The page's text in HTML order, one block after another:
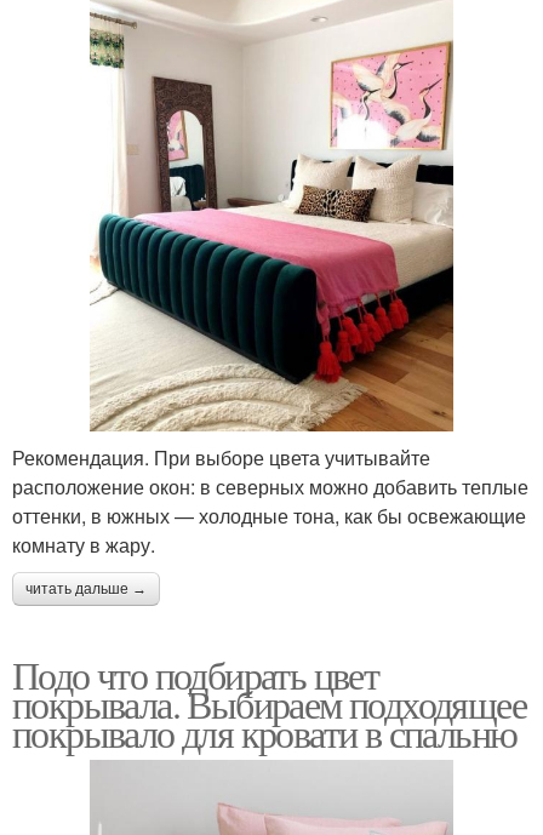
Рекомендация. При выборе цвета учитывайте
расположение окон: в северных можно добавить теплые
оттенки, в южных — холодные тона, как бы освежающие
комнату в жару.
читать дальше →
Подо что подбирать цвет
покрывала. Выбираем подходящее
покрывало для кровати в спальню